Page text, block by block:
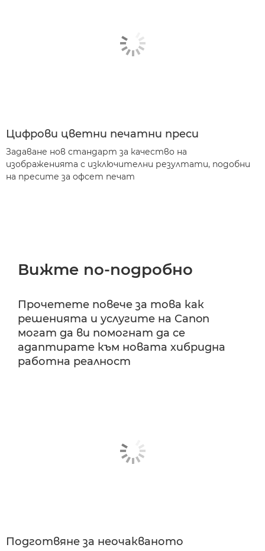
Цифрови цветни печатни преси
Задаване нов стандарт за качество на
изображенията с изключителни резултати, подобни
на пресите за офсет печат
Вижте по-подробно
Прочетете повече за това как
решенията и услугите на Canon
могат да ви помогнат да се
адаптирате към новата хибридна
работна реалност
Подготвяне за неочакваното